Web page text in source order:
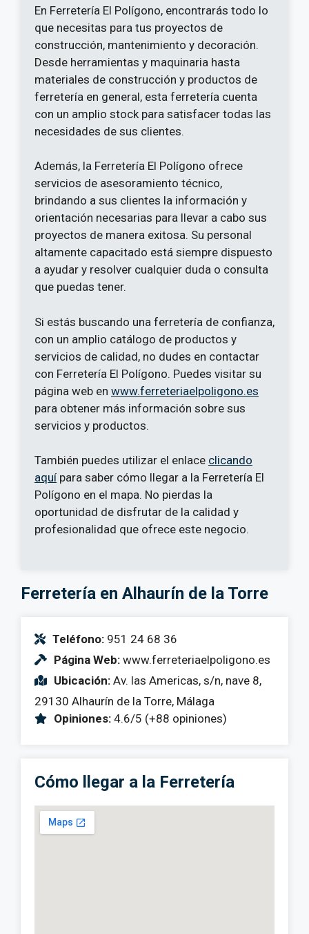
En Ferretería El Polígono, encontrarás todo lo
que necesitas para tus proyectos de
construcción, mantenimiento y decoración.
Desde herramientas y maquinaria hasta
materiales de construcción y productos de
ferretería en general, esta ferretería cuenta
con un amplio stock para satisfacer todas las
necesidades de sus clientes.
Además, la Ferretería El Polígono ofrece
servicios de asesoramiento técnico,
brindando a sus clientes la información y
orientación necesarias para llevar a cabo sus
proyectos de manera exitosa. Su personal
altamente capacitado está siempre dispuesto
a ayudar y resolver cualquier duda o consulta
que puedas tener.
Si estás buscando una ferretería de confianza,
con un amplio catálogo de productos y
servicios de calidad, no dudes en contactar
con Ferretería El Polígono. Puedes visitar su
página web en www.ferreteriaelpoligono.es
para obtener más información sobre sus
servicios y productos.
También puedes utilizar el enlace clicando
aquí para saber cómo llegar a la Ferretería El
Polígono en el mapa. No pierdas la
oportunidad de disfrutar de la calidad y
profesionalidad que ofrece este negocio.
Ferretería en Alhaurín de la Torre
Teléfono: 951 24 68 36
Página Web: www.ferreteriaelpoligono.es
Ubicación: Av. las Americas, s/n, nave 8,
29130 Alhaurín de la Torre, Málaga
Opiniones: 4.6/5 (+88 opiniones)
Cómo llegar a la Ferretería